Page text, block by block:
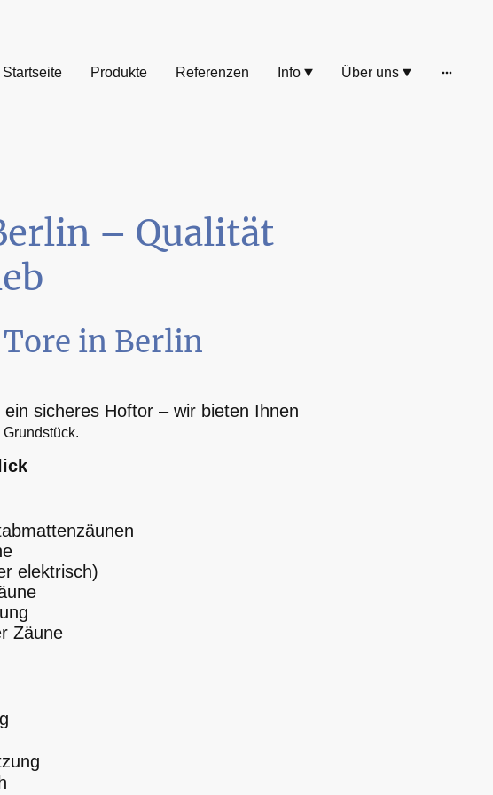
Startseite Produkte Referenzen Info Über uns
– Qualität
in Berlin
sicheres Hoftor – wir bieten Ihnen
Grundstück.
elektrisch)
Zäune